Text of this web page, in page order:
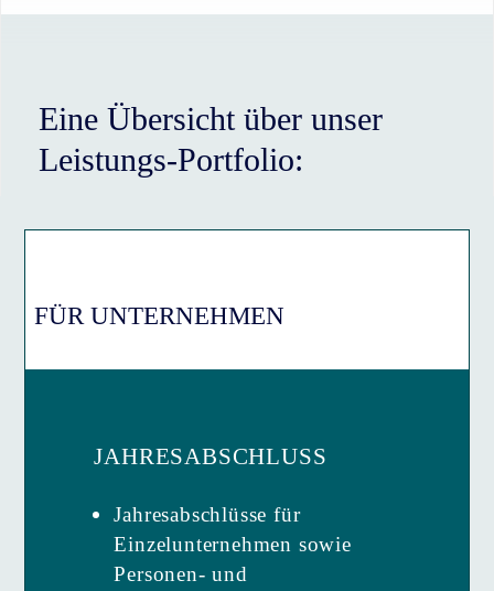
Eine Übersicht über unser
Leistungs-Portfolio:
FÜR UNTERNEHMEN
JAHRESABSCHLUSS
Jahresabschlüsse für
Einzelunternehmen sowie
Personen- und